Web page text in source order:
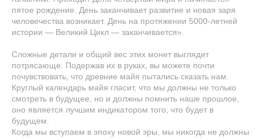
пятое рождение. День заканчивает развитие и новая заря
человечества возникает. День на протяжении 5000-летней
истории — Великий Цикл — заканчивается».
Сложные детали и общий вес этих монет выглядит
потрясающе. Подержав их в руках, вы можете почти
почувствовать, что древние майя пытались сказать нам.
Круглый календарь майя гласит, что мы должны не только
смотреть в будущее, но и должны помнить наше прошлое,
оно является лучшим индикатором того, что будет в
будущем.
Когда мы вступаем в эпоху новой эры, мы никогда не должны